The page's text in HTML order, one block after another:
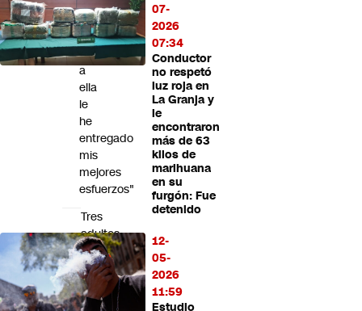
07-
2026
07:34
Conductor
no respetó
luz roja en
La Granja y
le
encontraron
más de 63
kilos de
marihuana
en su
furgón: Fue
detenido
12-
05-
2026
11:59
Estudio
mi
amante
y
a
ella
le
he
entregado
mis
mejores
esfuerzos"
Tres
adultos
quedan
en
prisión
preventiva